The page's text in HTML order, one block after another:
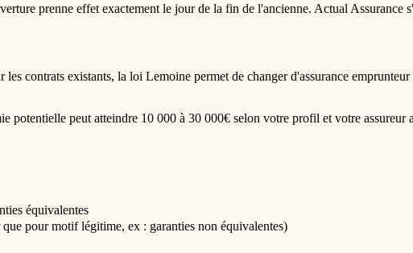
prenne effet exactement le jour de la fin de l'ancienne. Actual Assurance
contrats existants, la loi Lemoine permet de changer d'assurance
peut atteindre 10 000 à 30 000€ selon votre profil et votre assureur
équivalentes
pour motif légitime, ex : garanties non équivalentes)